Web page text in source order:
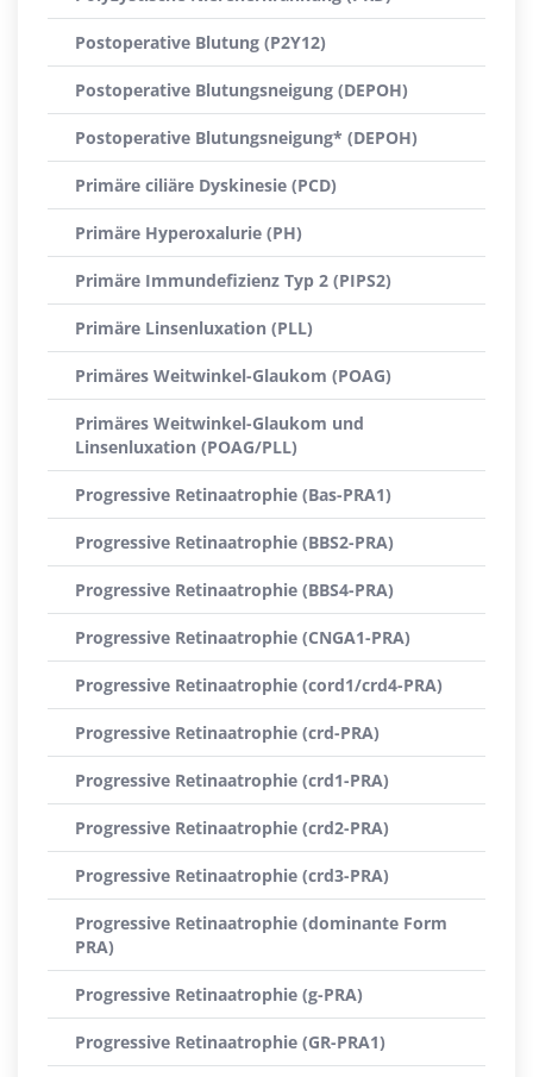
Postoperative Blutung (P2Y12)
Postoperative Blutungsneigung (DEPOH)
Postoperative Blutungsneigung* (DEPOH)
Primäre ciliäre Dyskinesie (PCD)
Primäre Hyperoxalurie (PH)
Primäre Immundefizienz Typ 2 (PIPS2)
Primäre Linsenluxation (PLL)
Primäres Weitwinkel-Glaukom (POAG)
Primäres Weitwinkel-Glaukom und
Linsenluxation (POAG/PLL)
Progressive Retinaatrophie (Bas-PRA1)
Progressive Retinaatrophie (BBS2-PRA)
Progressive Retinaatrophie (BBS4-PRA)
Progressive Retinaatrophie (CNGA1-PRA)
Progressive Retinaatrophie (cord1/crd4-PRA)
Progressive Retinaatrophie (crd-PRA)
Progressive Retinaatrophie (crd1-PRA)
Progressive Retinaatrophie (crd2-PRA)
Progressive Retinaatrophie (crd3-PRA)
Progressive Retinaatrophie (dominante Form
PRA)
Progressive Retinaatrophie (g-PRA)
Progressive Retinaatrophie (GR-PRA1)